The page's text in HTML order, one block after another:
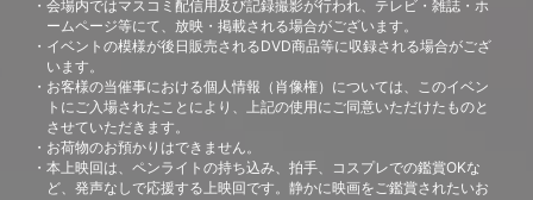
会場内ではマスコミ配信用及び記録撮影が行われ、テレビ・雑誌・ホ
ームページ等にて、放映・掲載される場合がございます。
イベントの模様が後日販売されるDVD商品等に収録される場合がござ
います。
お客様の当催事における個人情報（肖像権）については、このイベン
トにご入場されたことにより、上記の使用にご同意いただけたものと
させていただきます。
お荷物のお預かりはできません。
本上映回は、ペンライトの持ち込み、拍手、コスプレでの鑑賞OKな
ど、発声なしで応援する上映回です。静かに映画をご鑑賞されたいお